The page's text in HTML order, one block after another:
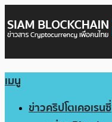
เมนู
ข่าวคริปโตเคอเรนซี่